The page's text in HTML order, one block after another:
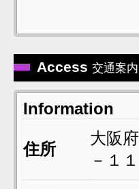
Access 交通案内
Information
住所
大阪府
－１１